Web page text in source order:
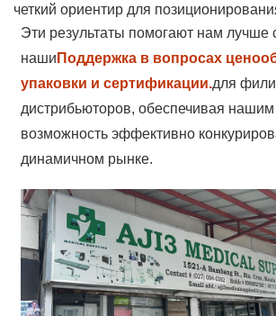
четкий ориентир для
Эти результаты помогают нам лучше
наши Поддержка в вопросах
упаковки и сертификации.для
дистрибьюторов, обеспечивая
возможность эффективно
динамичном рынке.